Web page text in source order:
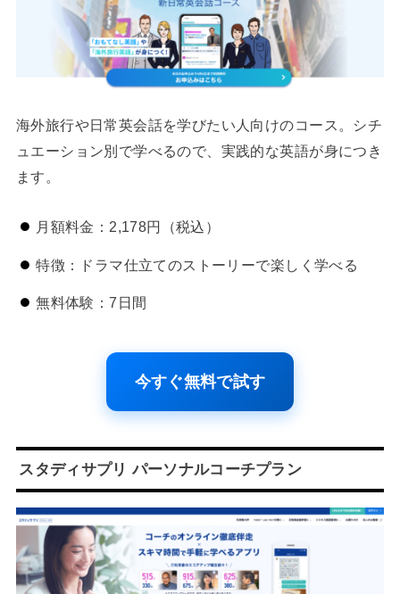
海外旅行や日常英会話を学びたい人向けのコース。シチ
ュエーション別で学べるので、実践的な英語が身につき
ます。
月額料金：2,178円（税込）
特徴：ドラマ仕立てのストーリーで楽しく学べる
無料体験：7日間
今すぐ無料で試す
スタディサプリ パーソナルコーチプラン